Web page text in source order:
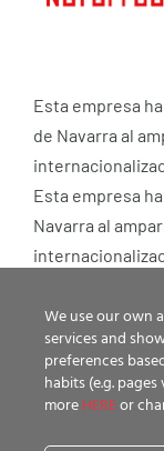
Esta empresa
de Navarra al
Esta empresa
Navarra al
We use our own
services and
preferences
habits (e.g.
moreHEREor